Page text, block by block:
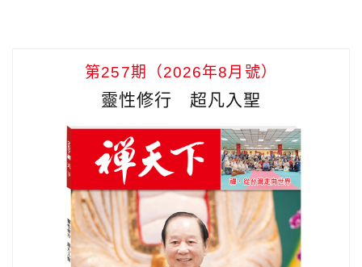
第257期（2026年8月號）
靈性修行 超凡入聖